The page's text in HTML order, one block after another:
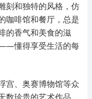
刻和独特的风格，仿
咖啡馆和餐厅，总是
的香气和美食的滋
懂得享受生活的每
宫、奥赛博物馆等众